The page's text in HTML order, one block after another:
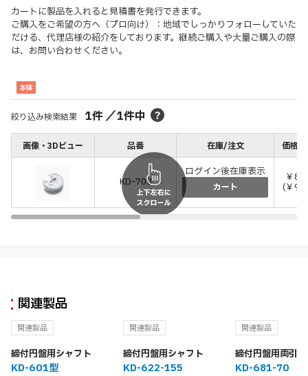
カートに製品を入れると見積書を発行できます。
ご購入をご希望の方へ（プロ向け）：地域でしっかりフォローしていた
だける、代理店様の紹介をしております。継続ご購入や大量ご購入の際
は、お問い合わせください。
本体
絞り込み検索結果 1件／1件中
画像・3Dビュー 品番 在庫/注文 価格(
KD-703
ログイン後在庫表示
カート
￥
(￥
関連製品
関連製品
締付円盤用シャフト
KD-601型
関連製品
締付円盤用シャフト
KD-622-155
関連製品
締付円盤用両引
KD-681-70